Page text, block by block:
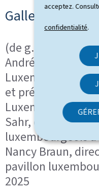
acceptez.
confidentialité.
Gallery 1
(de g. à dr.)
André Hansen,
Luxembourg
et président du
Luxembourg @
Sahr, directeur
luxembourgeois à
Nancy Braun,
pavillon
2025